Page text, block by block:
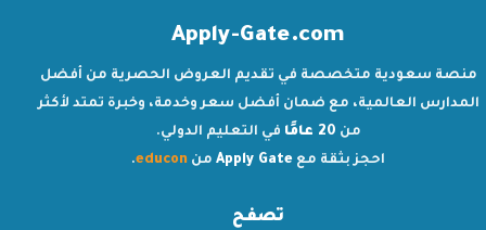
Apply-Gate.com
منصة سعودية متخصصة في تقديم العروض الحصرية من أفضل
المدارس العالمية، مع ضمان أفضل سعر وخدمة، وخبرة تمتد لأكثر
من 20 عامًا
في التعليم الدولي.
احجز بثقة مع Apply Gate من educon
.
تصفح